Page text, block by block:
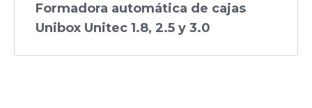
Formadora automática de cajas
Unibox Unitec 1.8, 2.5 y 3.0